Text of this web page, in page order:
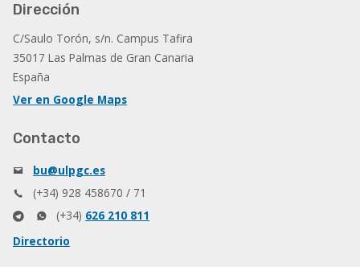
Dirección
C/Saulo Torón, s/n. Campus Tafira
35017 Las Palmas de Gran Canaria
España
Ver en Google Maps
Contacto
bu@ulpgc.es
(+34) 928 458670 / 71
(+34) 626 210 811
Directorio